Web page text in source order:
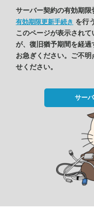
サーバー契約の有効期
有効期限更新手続き を行
このページが表示され
が、復旧猶予期間を経
お急ぎください。ご不明
せください。
サー